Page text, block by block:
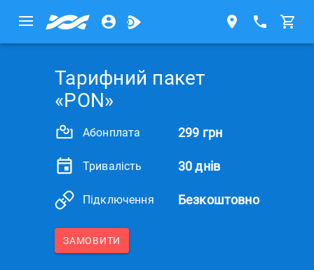
Тарифний пакет
«PON»
Абонплата 299 грн
Тривалість 30 днів
Підключення Безкоштовно
ЗАМОВИТИ